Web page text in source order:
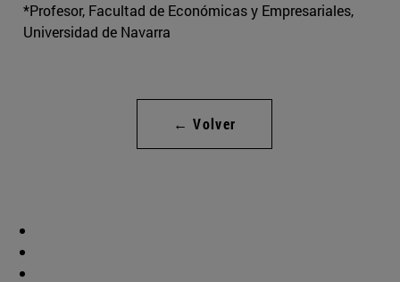
*Profesor, Facultad de Económicas y Empresariales,
Universidad de Navarra
← Volver